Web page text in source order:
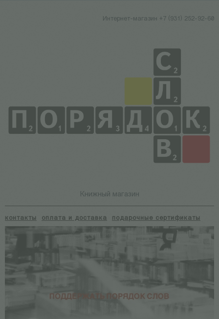
Интернет-магазин +7 (931) 252-92-60
Книжный магазин
контакты оплата и доставка подарочные сертификаты